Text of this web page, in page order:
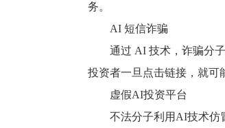
务。
AI 短信诈骗
通过 AI 技术，诈骗分
投资者一旦点击链接，就可
虚假AI投资平台
不法分子利用AI技术仿